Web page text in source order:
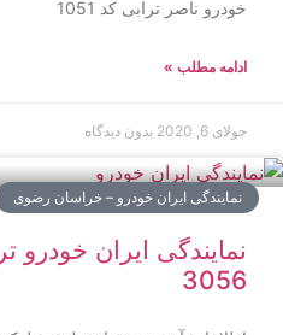
خودرو ناصر ترابی کد 1051
ادامه مطلب »
جولای 6, 2020 بدون دیدگاه
نمایندگی ایران خودرو – خراسان رضوی
نمایندگی ایران خودرو
3056